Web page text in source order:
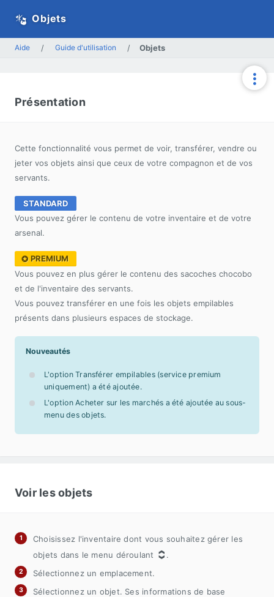
Objets
Aide / Guide d'utilisation / Objets
Présentation
Cette fonctionnalité vous permet de voir, transférer, vendre ou
jeter vos objets ainsi que ceux de votre compagnon et de vos
servants.
STANDARD
Vous pouvez gérer le contenu de votre inventaire et de votre
arsenal.
PREMIUM
Vous pouvez en plus gérer le contenu des sacoches chocobo
et de l'inventaire des servants.
Vous pouvez transférer en une fois les objets empilables
présents dans plusieurs espaces de stockage.
Nouveautés
L'option Transférer empilables (service premium
uniquement) a été ajoutée.
L'option Acheter sur les marchés a été ajoutée au sous-
menu des objets.
Voir les objets
Choisissez l'inventaire dont vous souhaitez gérer les
objets dans le menu déroulant
.
Sélectionnez un emplacement.
Sélectionnez un objet. Ses informations de base